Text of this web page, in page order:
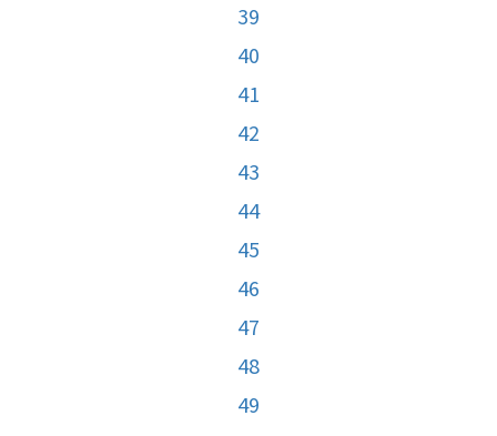
39
40
41
42
43
44
45
46
47
48
49